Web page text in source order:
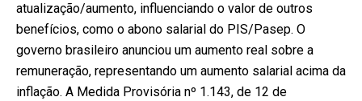
atualização/aumento, influenciando o valor de outros
benefícios, como o abono salarial do PIS/Pasep. O
governo brasileiro anunciou um aumento real sobre a
remuneração, representando um aumento salarial acima da
inflação. A Medida Provisória nº 1.143, de 12 de